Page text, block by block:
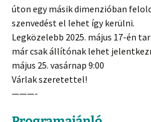
úton egy másik dimenzióban
szenvedést el lehet így kerülni.
Legközelebb 2025. május 17-én
már csak állítónak lehet
május 25. vasárnap 9:00
Várlak szeretettel!
———-